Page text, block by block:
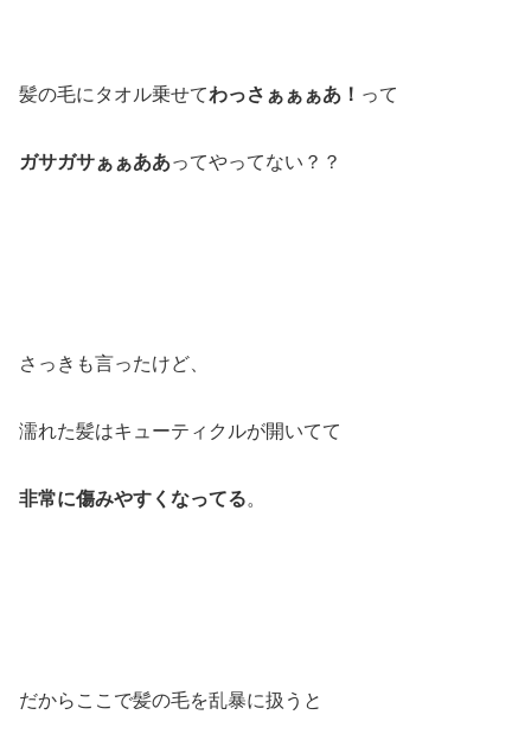
髪の毛にタオル乗せてわっさぁぁぁあ！ って
ガサガサぁぁああってやってない？？
さっきも言ったけど、
濡れた髪はキューティクルが開いてて
非常に傷みやすくなってる。
だからここで髪の毛を乱暴に扱うと